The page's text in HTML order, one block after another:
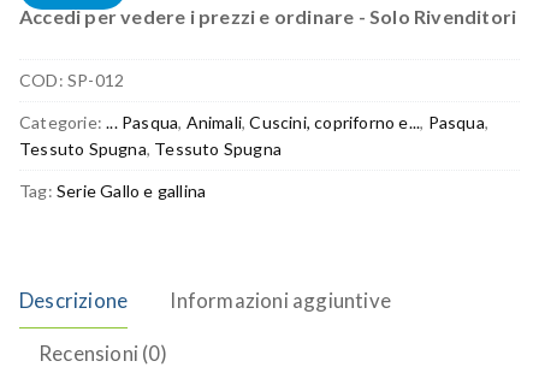
Accedi per vedere i prezzi e ordinare - Solo Rivenditori
COD: SP-012
Categorie:... Pasqua, Animali,Cuscini, copriforno e..., Pasqua,
Tessuto Spugna, Tessuto Spugna
Tag: Serie Gallo e gallina
Descrizione Informazioni aggiuntive
Recensioni (0)